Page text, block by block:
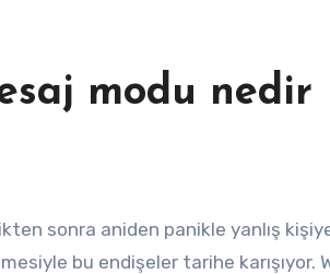
modu nedir
bu endişeler tarihe karışıyor.